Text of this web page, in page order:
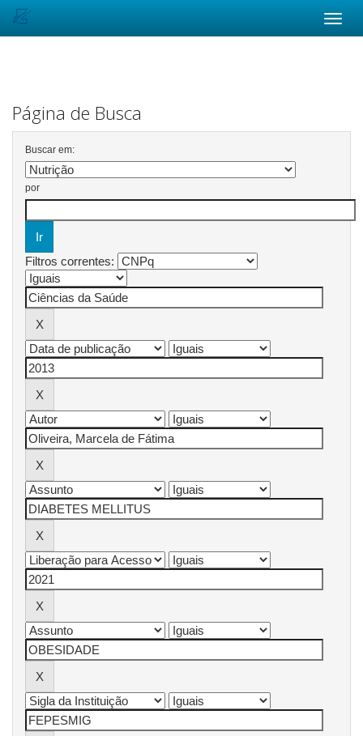
Página de Busca
Buscar em:
por
Filtros correntes: